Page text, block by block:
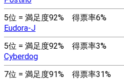
5位 = 満足度92% 得票率6%
Eudora-J
5位 = 満足度92% 得票率3%
Cyberdog
7位 = 満足度91% 得票率31%